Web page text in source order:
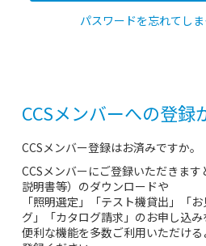
パスワードを忘れてし
CCSメンバーへの登録
CCSメンバー登録はお済みですか。
CCSメンバーにご登録いただきま
説明書等）のダウンロードや
「照明選定」「テスト機貸出」「
グ」「カタログ請求」のお申し込み
便利な機能を多数ご利用いただけ